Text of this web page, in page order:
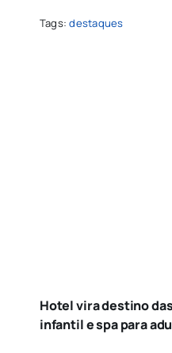
Tags:destaques
Hotel vira destino
infantil e spa para